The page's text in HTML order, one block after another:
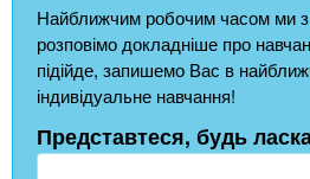
Найближчим робочим часом ми
розповімо докладніше про
підійде, запишемо Вас в
індивідуальне навчання!
Представтеся, будь